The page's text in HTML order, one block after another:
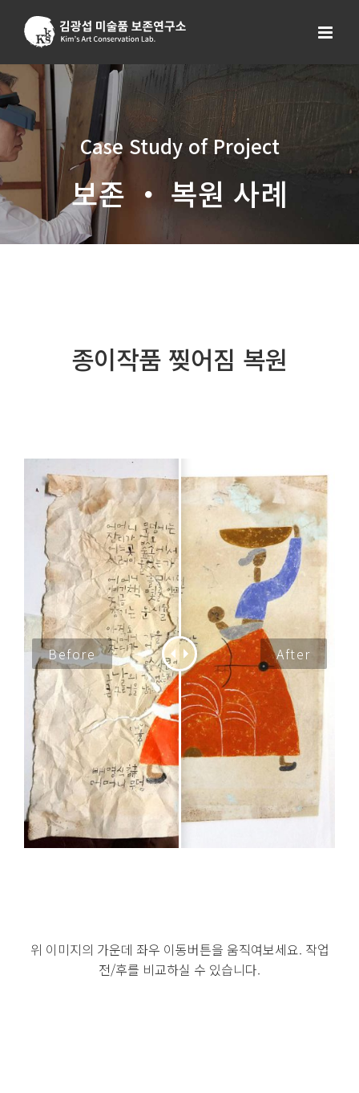
content
Case Study of Project
보존 ・ 복원 사례
종이작품 찢어짐 복원
위 이미지의 가운데 좌우 이동버튼을 움직여보세요. 작업
전/후를 비교하실 수 있습니다.